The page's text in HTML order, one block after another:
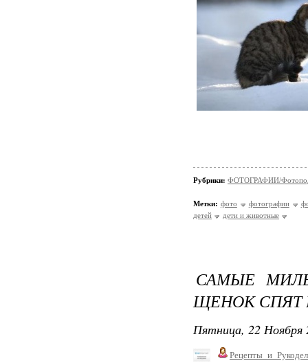
Рубрики: ФОТОГРАФИИ/
Метки: фото фотографии
детей
дети и животные
САМЫЕ
ЩЕНОК СПЯТ
Пятница, 22 Ноября